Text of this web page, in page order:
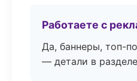
Работаете с
Да, баннеры, топ-
— детали в